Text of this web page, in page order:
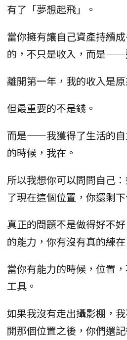
有了「夢想起飛」。
當你擁有讓自己資產持續
的，不只是收入，而是——
離開第一年，我的收入是原
但最重要的不是錢。
而是——我獲得了生活的自
的時候，我在。
所以我想你可以問問自己
了現在這個位置，你還剩下
真正的問題不是做得好不
的能力，你有沒有真的練在
當你有能力的時候，位置
工具。
如果我沒有走出攝影棚，
開那個位置之後，你們還